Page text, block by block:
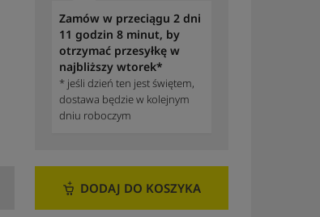
Zamów w przeciągu 2 dni
11 godzin 8 minut, by
otrzymać przesyłkę w
najbliższy wtorek*
* jeśli dzień ten jest świętem,
dostawa będzie w kolejnym
dniu roboczym
DODAJ DO KOSZYKA